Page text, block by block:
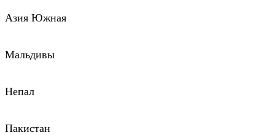
Азия Южная
Мальдивы
Непал
Пакистан